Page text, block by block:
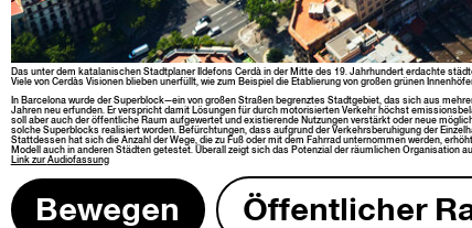
Das unter dem kata­lanis­chen Stadt­plan­er Ilde­fons Cerdà in der Mitte des 19. Jahrhun­dert erdachte
Viele von Cerdàs Visio­nen blieben uner­füllt, wie zum Beispiel die Etablierung von großen grü­nen
In Barcelona wurde der Superblock—ein von großen Straßen begren­ztes Stadt­ge­bi­et, das sich aus
Jahren neu erfun­den. Er ver­spricht damit Lösun­gen für durch motorisierten Verkehr höchst
soll aber auch der öffentliche Raum aufgew­ertet und existierende Nutzun­gen ver­stärkt oder neue
solche Superblocks real­isiert wor­den. Befürch­tun­gen, dass auf­grund der Verkehrs­beruhi­gung der
Stattdessen hat sich die Anzahl der Wege, die zu Fuß oder mit dem Fahrrad unter­nom­men wer­den,
Mod­ell auch in anderen Städten getestet. Über­all zeigt sich das Poten­zial der räum­lichen Organ­i­sa­tion
Link zurAudio­fas­sung
Bewe­gen Öffentlich­er